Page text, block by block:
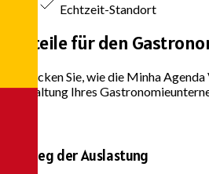
Echtzeit-Standort
Vorteile für den
Entdecken Sie, wie die Minha
Verwaltung Ihres
Anstieg der Auslastung